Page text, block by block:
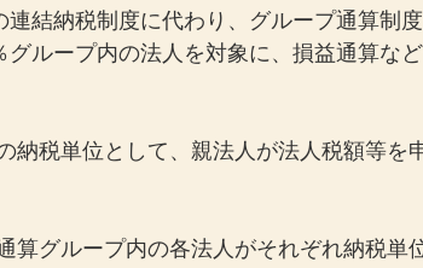
結納税制度に代わり、グループ通算制
ループ内の法人を対象に、損益通算な
納税単位として、親法人が法人税額等を
算グループ内の各法人がそれぞれ納税単